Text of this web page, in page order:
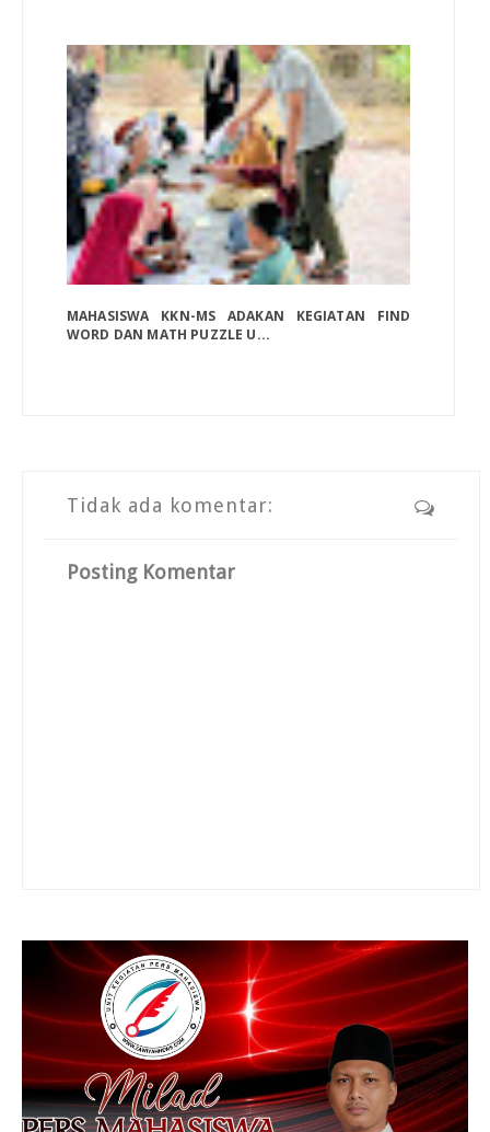
MAHASISWA KKN-MS ADAKAN KEGIATAN FIND
WORD DAN MATH PUZZLE U...
Tidak ada komentar:
Posting Komentar